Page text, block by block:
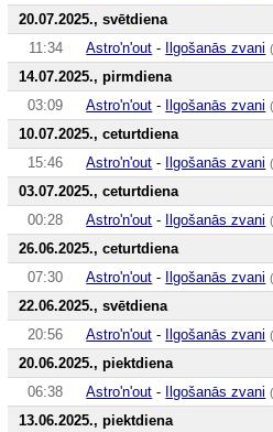
20.07.2025., svētdiena
11:34
Astro'n'out - Ilgošanās zvani
14.07.2025., pirmdiena
03:09
Astro'n'out - Ilgošanās zvani
10.07.2025., ceturtdiena
15:46
Astro'n'out - Ilgošanās zvani
03.07.2025., ceturtdiena
00:28
Astro'n'out - Ilgošanās zvani
26.06.2025., ceturtdiena
07:30
Astro'n'out - Ilgošanās zvani
22.06.2025., svētdiena
20:56
Astro'n'out - Ilgošanās zvani
20.06.2025., piektdiena
06:38
Astro'n'out - Ilgošanās zvani
13.06.2025., piektdiena